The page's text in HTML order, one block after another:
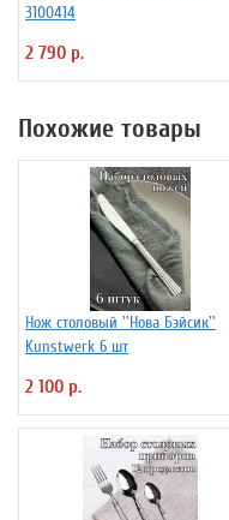
3100414
2 790 р.
Похожие товары
Нож столовый ''Нова Бэйсик''
Kunstwerk 6 шт
2 100 р.